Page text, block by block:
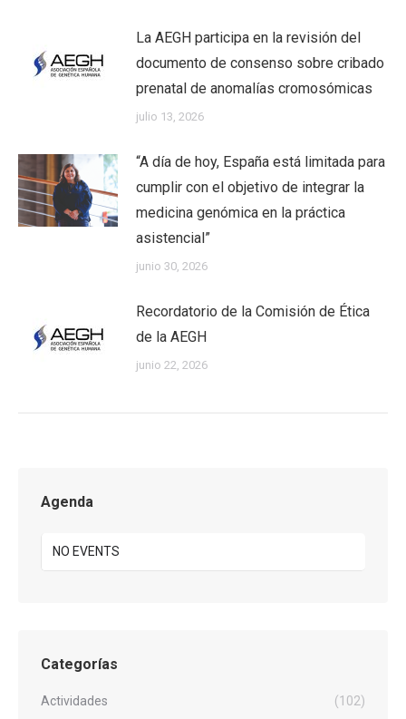
La AEGH participa en la revisión del
documento de consenso sobre cribado
prenatal de anomalías cromosómicas
julio 13, 2026
“A día de hoy, España está limitada para
cumplir con el objetivo de integrar la
medicina genómica en la práctica
asistencial”
junio 30, 2026
Recordatorio de la Comisión de Ética
de la AEGH
junio 22, 2026
Agenda
NO EVENTS
Categorías
Actividades
(102)